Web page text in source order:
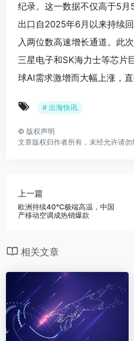
纪录。这一数据不仅高于5
出口自2025年6月以来持续
入两位数高速增长通道。此
三星电子和SK海力士等芯片
球AI需求激增而大幅上涨，
# 出海快讯
© 版权声明
文章版权归作者所有，未经允许请勿
上一篇
欧洲持续40℃极端高温，中国
产移动空调成热销爆款
相关文章